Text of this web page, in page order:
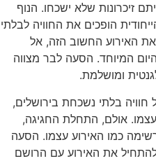
זיכרונות שלא ישכחו. הנוף
הופכים את החוויה לבלתי
האירוע החשוב הזה, אל
המיוחד. הסעה לבר מצווה
ומושלמת.
בלתי נשכחת בירושלים,
אולם, התחלת החגיגה,
כמו האירוע עצמו. הסעה
את האירוע עם הרושם